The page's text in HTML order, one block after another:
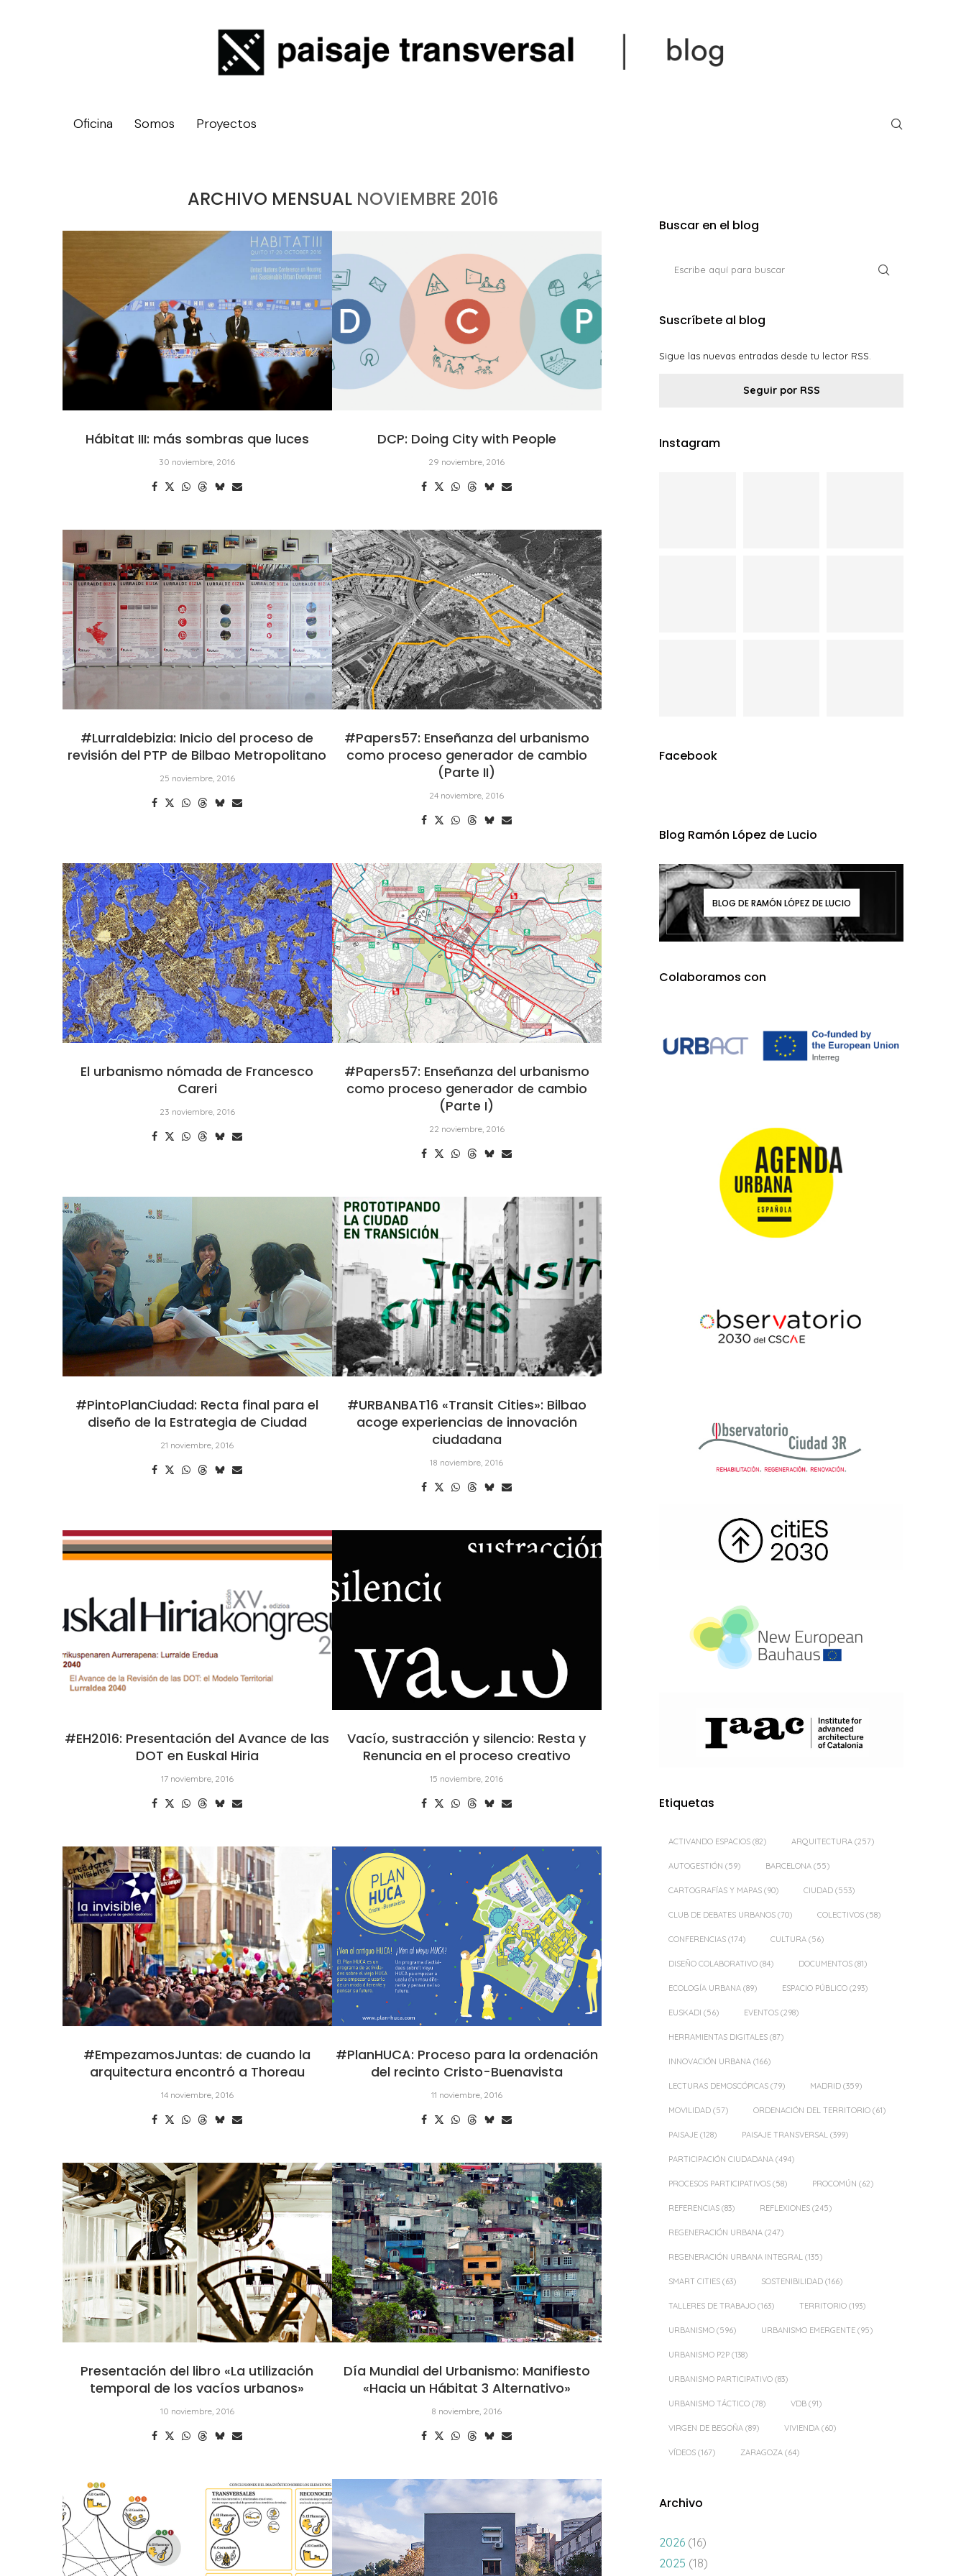
Oficina Somos Proyectos
ARCHIVO MENSUAL NOVIEMBRE 2016
Hábitat III: más sombras que luces
30 noviembre, 2016
DCP: Doing City with People
29 noviembre, 2016
#Lurraldebizia: Inicio del proceso de
revisión del PTP de Bilbao Metropolitano
25 noviembre, 2016
#Papers57: Enseñanza del urbanismo
como proceso generador de cambio
(Parte II)
24 noviembre, 2016
El urbanismo nómada de Francesco
Careri
23 noviembre, 2016
#Papers57: Enseñanza del urbanismo
como proceso generador de cambio
(Parte I)
22 noviembre, 2016
#PintoPlanCiudad: Recta final para el
diseño de la Estrategia de Ciudad
21 noviembre, 2016
#URBANBAT16 «Transit Cities»: Bilbao
acoge experiencias de innovación
ciudadana
18 noviembre, 2016
#EH2016: Presentación del Avance de las
DOT en Euskal Hiria
17 noviembre, 2016
Vacío, sustracción y silencio: Resta y
Renuncia en el proceso creativo
15 noviembre, 2016
#EmpezamosJuntas: de cuando la
arquitectura encontró a Thoreau
14 noviembre, 2016
#PlanHUCA: Proceso para la ordenación
del recinto Cristo-Buenavista
11 noviembre, 2016
Presentación del libro «La utilización
temporal de los vacíos urbanos»
10 noviembre, 2016
Día Mundial del Urbanismo: Manifiesto
«Hacia un Hábitat 3 Alternativo»
8 noviembre, 2016
Buscar en el blog
Suscríbete al blog
Sigue las nuevas entradas desde tu lector RSS.
Seguir por RSS
Instagram
Facebook
Blog Ramón López de Lucio
BLOG DE RAMÓN LÓPEZ DE LUCIO
Colaboramos con
Etiquetas
ACTIVANDO ESPACIOS (82) ARQUITECTURA (257)
AUTOGESTIÓN (59) BARCELONA (55)
CARTOGRAFÍAS Y MAPAS (90) CIUDAD (553)
CLUB DE DEBATES URBANOS (70) COLECTIVOS (58)
CONFERENCIAS (174) CULTURA (56)
DISEÑO COLABORATIVO (84) DOCUMENTOS (81)
ECOLOGÍA URBANA (89) ESPACIO PÚBLICO (293)
EUSKADI (56) EVENTOS (298)
HERRAMIENTAS DIGITALES (87)
INNOVACIÓN URBANA (166)
LECTURAS DEMOSCÓPICAS (79) MADRID (359)
MOVILIDAD (57) ORDENACIÓN DEL TERRITORIO (61)
PAISAJE (128) PAISAJE TRANSVERSAL (399)
PARTICIPACIÓN CIUDADANA (494)
PROCESOS PARTICIPATIVOS (58) PROCOMÚN (62)
REFERENCIAS (83) REFLEXIONES (245)
REGENERACIÓN URBANA (247)
REGENERACIÓN URBANA INTEGRAL (135)
SMART CITIES (63) SOSTENIBILIDAD (166)
TALLERES DE TRABAJO (163) TERRITORIO (193)
URBANISMO (596) URBANISMO EMERGENTE (95)
URBANISMO P2P (138)
URBANISMO PARTICIPATIVO (83)
URBANISMO TÁCTICO (78) VDB (91)
VIRGEN DE BEGOÑA (89) VIVIENDA (60)
VÍDEOS (167) ZARAGOZA (64)
Archivo
2026 (16)
2025 (18)